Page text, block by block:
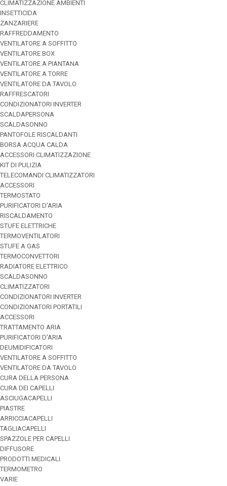
CLIMATIZZAZIONE AMBIENTI
INSETTICIDA
ZANZARIERE
RAFFREDDAMENTO
VENTILATORE A SOFFITTO
VENTILATORE BOX
VENTILATORE A PIANTANA
VENTILATORE A TORRE
VENTILATORE DA TAVOLO
RAFFRESCATORI
CONDIZIONATORI INVERTER
SCALDAPERSONA
SCALDASONNO
PANTOFOLE RISCALDANTI
BORSA ACQUA CALDA
ACCESSORI CLIMATIZZAZIONE
KIT DI PULIZIA
TELECOMANDI CLIMATIZZATORI
ACCESSORI
TERMOSTATO
PURIFICATORI D'ARIA
RISCALDAMENTO
STUFE ELETTRICHE
TERMOVENTILATORI
STUFE A GAS
TERMOCONVETTORI
RADIATORE ELETTRICO
SCALDASONNO
CLIMATIZZATORI
CONDIZIONATORI INVERTER
CONDIZIONATORI PORTATILI
ACCESSORI
TRATTAMENTO ARIA
PURIFICATORI D'ARIA
DEUMIDIFICATORI
VENTILATORE A SOFFITTO
VENTILATORE DA TAVOLO
CURA DELLA PERSONA
CURA DEI CAPELLI
ASCIUGACAPELLI
PIASTRE
ARRICCIACAPELLI
TAGLIACAPELLI
SPAZZOLE PER CAPELLI
DIFFUSORE
PRODOTTI MEDICALI
TERMOMETRO
VARIE